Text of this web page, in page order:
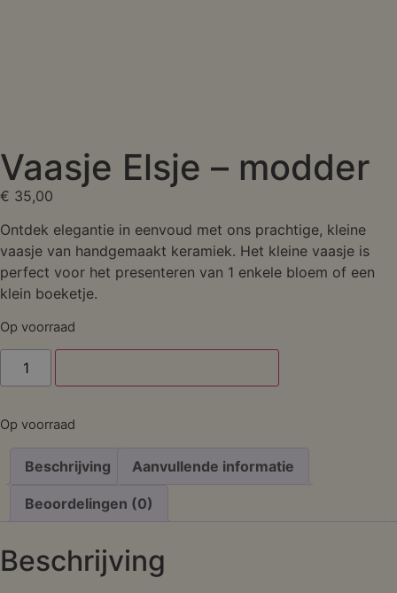
Vaasje Elsje – modder
€ 35,00
Ontdek elegantie in eenvoud met ons prachtige, kleine
vaasje van handgemaakt keramiek. Het kleine vaasje is
perfect voor het presenteren van 1 enkele bloem of een
klein boeketje.
Op voorraad
Op voorraad
Beschrijving Aanvullende informatie
Beoordelingen (0)
Beschrijving